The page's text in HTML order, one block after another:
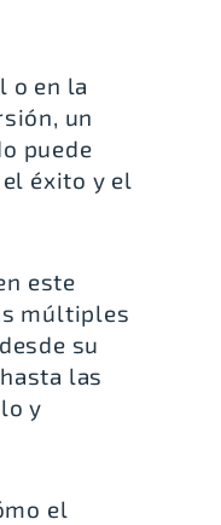
o en la
un
puede
éxito y el
este
múltiples
su
las
y
el